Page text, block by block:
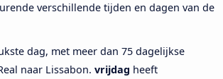
verschillende tijden en dagen van de
dag, met meer dan 75 dagelijkse
naar Lissabon. vrijdag heeft